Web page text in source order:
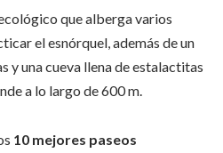
que alberga varios
el esnórquel, además de un
y una cueva llena de estalactitas
a lo largo de 600 m.
10 mejores paseos